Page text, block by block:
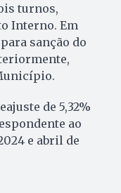
turnos,
Interno. Em
sanção do
de 5,32%
ao
e abril de